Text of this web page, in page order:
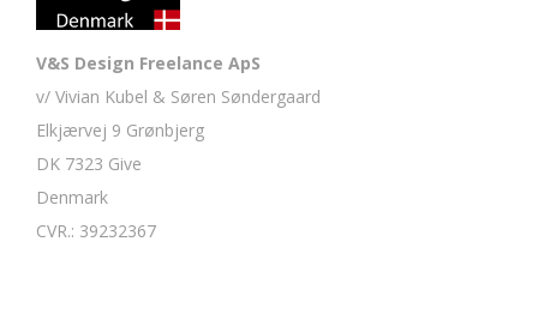
V&S Design Freelance ApS
v/ Vivian Kubel & Søren Søndergaard
Elkjærvej 9 Grønbjerg
DK 7323 Give
Denmark
CVR.: 39232367